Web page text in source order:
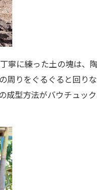
寧に練った土の塊は、
周りをぐるぐると回り
成型方法がバウチュッ